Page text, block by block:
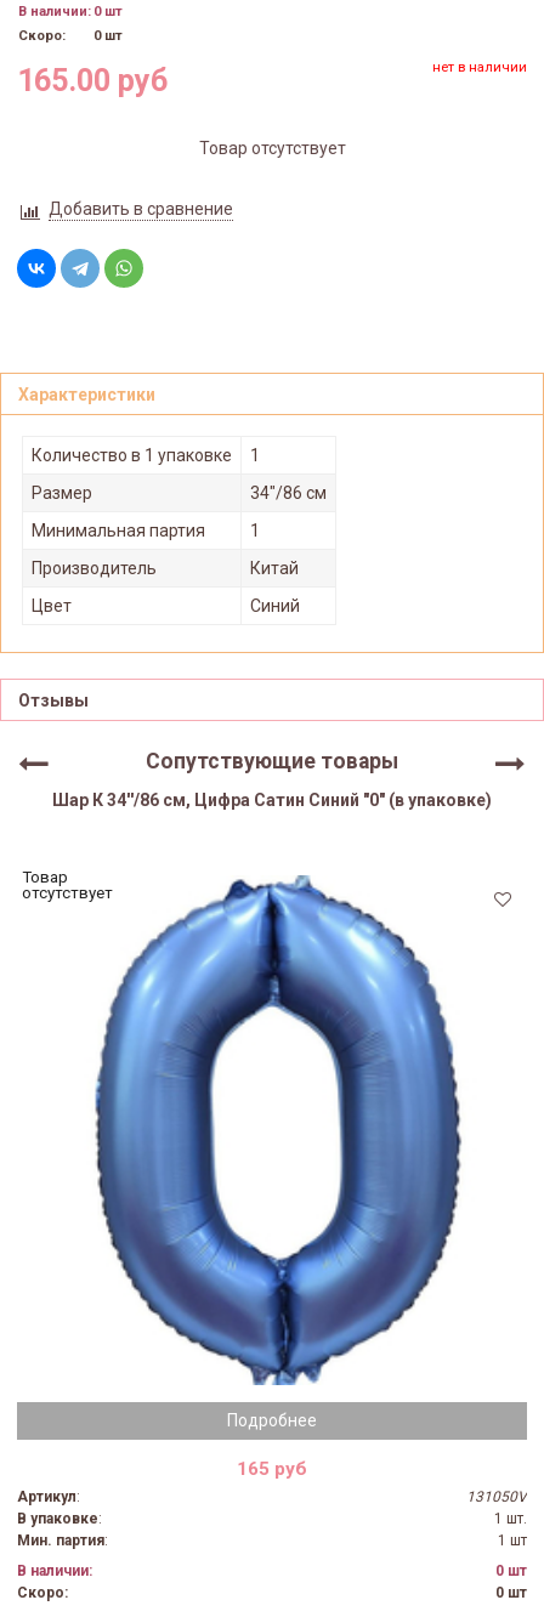
В наличии: 0 шт
Скоро:
0 шт
165.00 руб нет в наличии
Товар отсутствует
Добавить в сравнение
Характеристики
Количество в 1 упаковке
1
Размер
34"/86 см
Минимальная партия
1
Производитель
Китай
Цвет
Синий
Отзывы
Сопутствующие товары
Шар К 34''/86 см, Цифра Сатин Синий "0" (в упаковке)
Подробнее
Товар
отсутствует
165 руб
Артикул:
131050V
В упаковке:
1 шт.
Мин. партия:
1 шт
В наличии:
0 шт
Скоро:
0 шт